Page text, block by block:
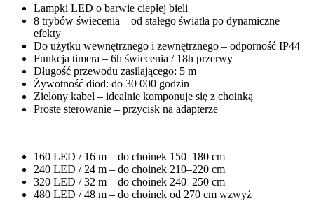
Lampki LED o barwie ciepłej bieli
8 trybów świecenia – od stałego światła po dynamiczne
efekty
Do użytku wewnętrznego i zewnętrznego – odporność IP44
Funkcja timera – 6h świecenia / 18h przerwy
Długość przewodu zasilającego: 5 m
Żywotność diod: do 30 000 godzin
Zielony kabel – idealnie komponuje się z choinką
Proste sterowanie – przycisk na adapterze
160 LED / 16 m – do choinek 150–180 cm
240 LED / 24 m – do choinek 210–220 cm
320 LED / 32 m – do choinek 240–250 cm
480 LED / 48 m – do choinek od 270 cm wzwyż